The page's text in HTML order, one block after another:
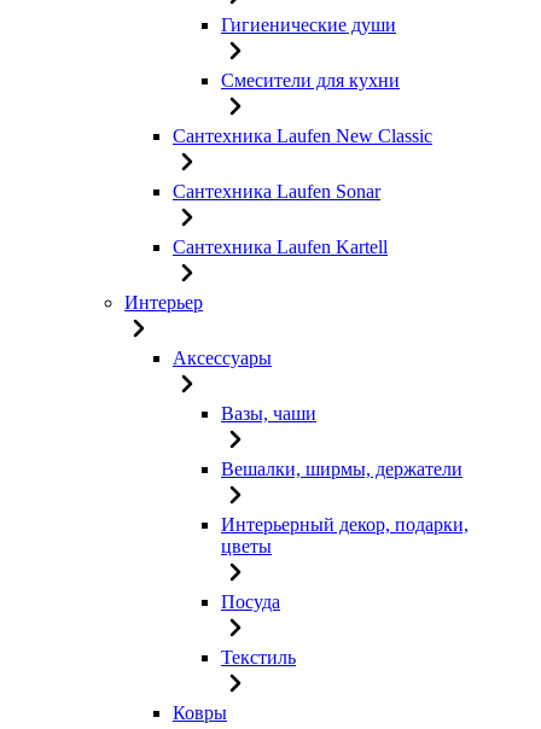
Гигиенические души
Смесители для кухни
Сантехника Laufen New Classic
Сантехника Laufen Sonar
Сантехника Laufen Kartell
Интерьер
Аксессуары
Вазы, чаши
Вешалки, ширмы, держатели
Интерьерный декор, подарки,
цветы
Посуда
Текстиль
Ковры